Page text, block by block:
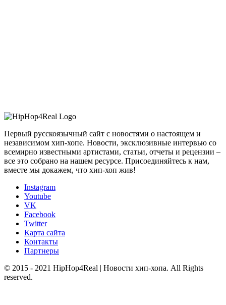
Первый русскоязычный сайт с новостями о настоящем и
независимом хип-хопе. Новости, эксклюзивные интервью со
всемирно известными артистами, статьи, отчеты и рецензии –
все это собрано на нашем ресурсе. Присоединяйтесь к нам,
вместе мы докажем, что хип-хоп жив!
Instagram
Youtube
VK
Facebook
Twitter
Карта сайта
Контакты
Партнеры
© 2015 - 2021 HipHop4Real | Новости хип-хопа. All Rights
reserved.